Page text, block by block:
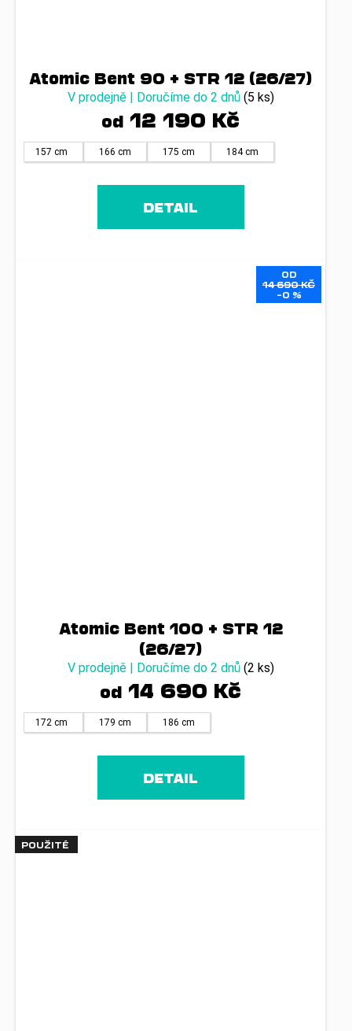
Atomic Bent 90 + STR 12 (26/27)
V prodejně | Doručíme do 2 dnů (5 ks)
od 12 190 Kč
157 cm 166 cm 175 cm 184 cm
DETAIL
OD
14 690 KČ
–0 %
Atomic Bent 100 + STR 12
(26/27)
V prodejně | Doručíme do 2 dnů (2 ks)
od 14 690 Kč
172 cm 179 cm 186 cm
DETAIL
POUŽITÉ